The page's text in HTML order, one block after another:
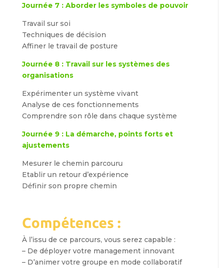
Journée 7 : Aborder les symboles de pouvoir
Travail sur soi
Techniques de décision
Affiner le travail de posture
Journée 8 : Travail sur les systèmes des
organisations
Expérimenter un système vivant
Analyse de ces fonctionnements
Comprendre son rôle dans chaque système
Journée 9 : La démarche, points forts et
ajustements
Mesurer le chemin parcouru
Etablir un retour d’expérience
Définir son propre chemin
Compétences :
À l’issu de ce parcours, vous serez capable :
– De déployer votre management innovant
– D’animer votre groupe en mode collaboratif